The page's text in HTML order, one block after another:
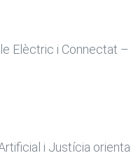
Elèctric i Connectat
i Justícia